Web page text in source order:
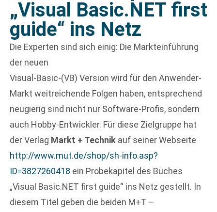
„Visual Basic.NET first
guide“ ins Netz
Die Experten sind sich einig: Die Markteinführung
der neuen
Visual-Basic-(VB) Version wird für den Anwender-
Markt weitreichende Folgen haben, entsprechend
neugierig sind nicht nur Software-Profis, sondern
auch Hobby-Entwickler. Für diese Zielgruppe hat
der Verlag Markt + Technik auf seiner Webseite
http://www.mut.de/shop/sh-info.asp?
ID=3827260418 ein Probekapitel des Buches
„Visual Basic.NET first guide“ ins Netz gestellt. In
diesem Titel geben die beiden M+T –